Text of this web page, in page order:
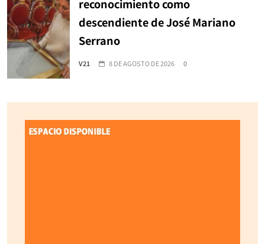
reconocimiento como
descendiente de José Mariano
Serrano
V21 8 DE AGOSTO DE 2026 0